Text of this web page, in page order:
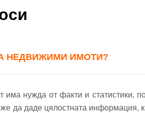
НЕДВИЖИМИ ИМОТИ?
нужда от факти и статистики,
да даде цялостната информация,